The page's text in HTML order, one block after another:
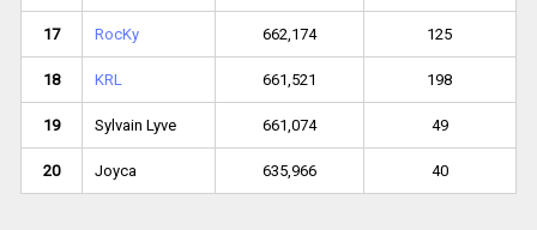
17 RocKy 662,174 125
18 KRL 661,521 198
19 Sylvain Lyve 661,074 49
20 Joyca 635,966 40